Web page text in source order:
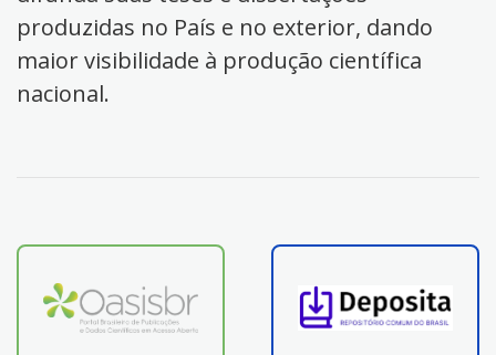
produzidas no País e no exterior, dando
maior visibilidade à produção científica
nacional.